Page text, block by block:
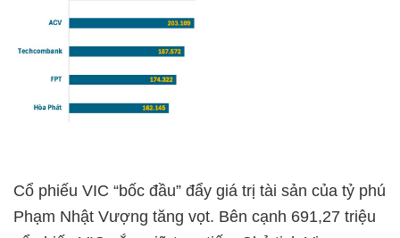
Cổ phiếu VIC “bốc đầu” đẩy giá trị tài sản của tỷ phú
Phạm Nhật Vượng tăng vọt. Bên cạnh 691,27 triệu